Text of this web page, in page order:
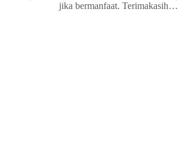
jika bermanfaat. Terimakasih…